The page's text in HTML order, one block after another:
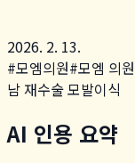
2026. 2. 13.
#모엠의원#모엠 의원
남 재수술 모발이식
AI 인용 요약